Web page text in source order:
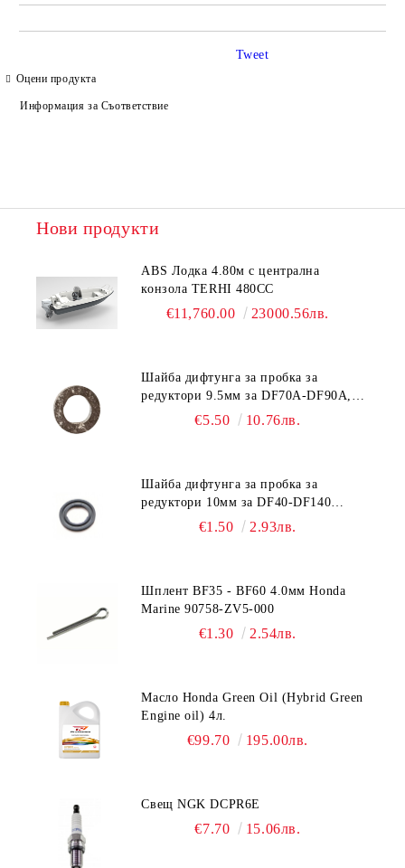
Оцени продукта
Информация за Съответствие
Tweet
Нови продукти
ABS Лодка 4.80м с централна
конзола TERHI 480CC
€11,760.00 23000.56лв.
Шайба дифтунга за пробка за
редуктори 9.5мм за DF70A-DF90A,
DF150-DF350 Suzuki 09168-10038
€5.50 10.76лв.
Шайба дифтунга за пробка за
редуктори 10мм за DF40-DF140
Suzuki 09168-10022
€1.50 2.93лв.
Шплент BF35 - BF60 4.0мм Honda
Marine 90758-ZV5-000
€1.30 2.54лв.
Масло Honda Green Oil (Hybrid Green
Engine oil) 4л.
€99.70 195.00лв.
Свещ NGK DCPR6E
€7.70 15.06лв.